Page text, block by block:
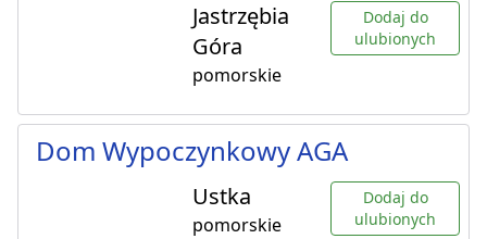
Jastrzębia
Góra
pomorskie
Dodaj do
ulubionych
Dom Wypoczynkowy AGA
Ustka
pomorskie
Dodaj do
ulubionych